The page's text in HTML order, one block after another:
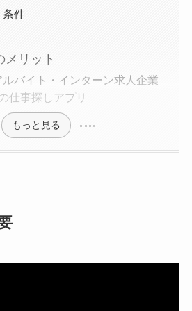
条件
メリット
バイト・インターン求人企業
仕事探しアプリ
もっと見る